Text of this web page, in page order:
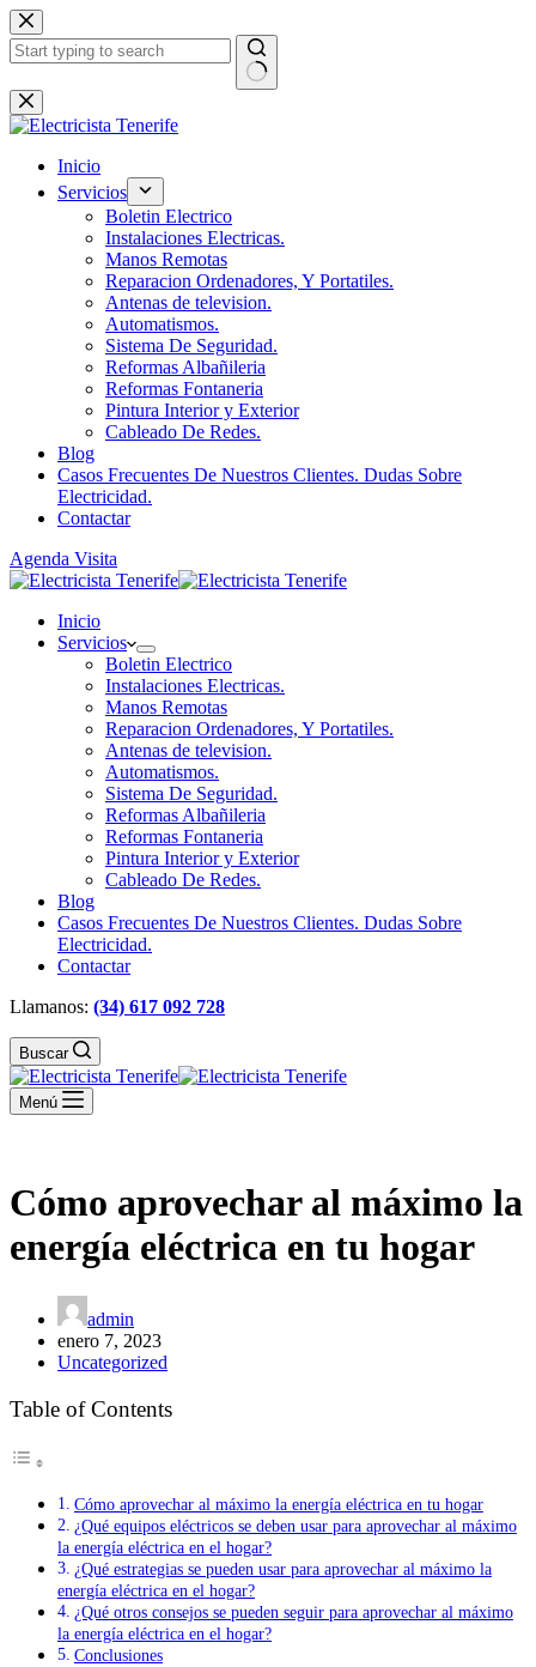
Saltar
al
contenido
Sin
resultados
Inicio
Servicios
Boletin Electrico
Instalaciones Electricas.
Manos Remotas
Reparacion Ordenadores, Y Portatiles.
Antenas de television.
Automatismos.
Sistema De Seguridad.
Reformas Albañileria
Reformas Fontaneria
Pintura Interior y Exterior
Cableado De Redes.
Blog
Casos Frecuentes De Nuestros Clientes. Dudas Sobre
Electricidad.
Contactar
Agenda Visita
Inicio
Servicios
Boletin Electrico
Instalaciones Electricas.
Manos Remotas
Reparacion Ordenadores, Y Portatiles.
Antenas de television.
Automatismos.
Sistema De Seguridad.
Reformas Albañileria
Reformas Fontaneria
Pintura Interior y Exterior
Cableado De Redes.
Blog
Casos Frecuentes De Nuestros Clientes. Dudas Sobre
Electricidad.
Contactar
Llamanos: (34) 617 092 728
Buscar
Menú
Cómo aprovechar al máximo la
energía eléctrica en tu hogar
admin
enero 7, 2023
Uncategorized
Table of Contents
Cómo aprovechar al máximo la energía eléctrica en tu hogar
¿Qué equipos eléctricos se deben usar para aprovechar al máximo
la energía eléctrica en el hogar?
¿Qué estrategias se pueden usar para aprovechar al máximo la
energía eléctrica en el hogar?
¿Qué otros consejos se pueden seguir para aprovechar al máximo
la energía eléctrica en el hogar?
Conclusiones